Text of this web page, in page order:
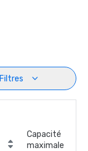
Filtres
Capacité
maximale